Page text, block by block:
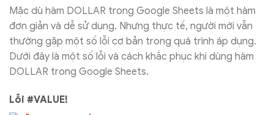
Mặc dù hàm DOLLAR trong Google Sheets là một hàm
đơn giản và dễ sử dụng. Nhưng thực tế, người mới vẫn
thường gặp một số lỗi cơ bản trong quá trình áp dụng.
Dưới đây là một số lỗi và cách khắc phục khi dùng hàm
DOLLAR trong Google Sheets.
Lỗi #VALUE!